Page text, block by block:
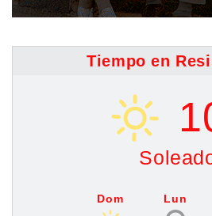
Tiempo en
Dom Lun